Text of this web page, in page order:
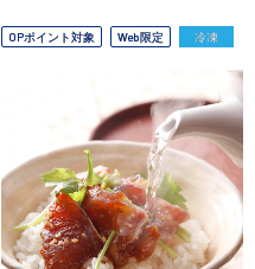
OPポイント対象 Web限定 冷凍